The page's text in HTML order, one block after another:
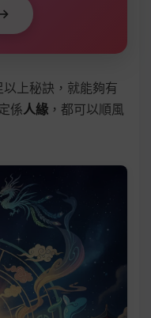
上秘訣，就能夠有
係人緣 ，都可以順風